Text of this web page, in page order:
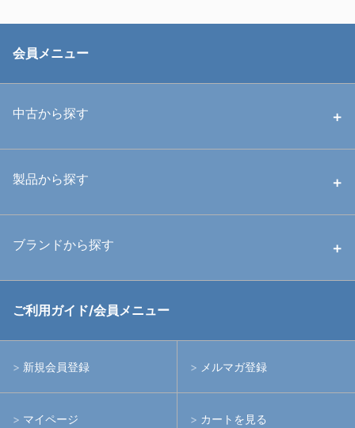
会員メニュー
中古から探す
中古ハウジング
中古アームシステム
製品から探す
ハウジング
ライト
アームシステム
ブランドから探す
RGBlue
イノン
ご利用ガイド/会員メニュー
新規会員登録 メルマガ登録
マイページ カートを見る